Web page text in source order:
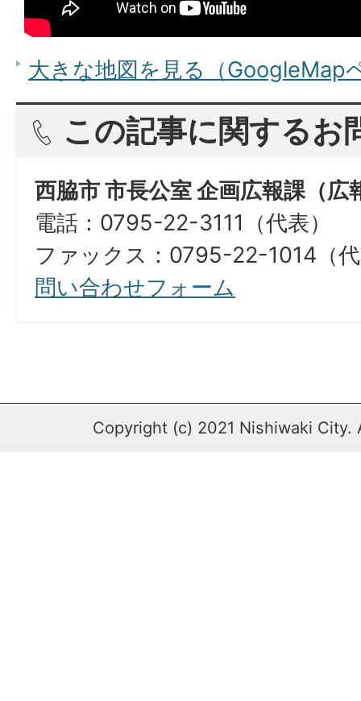
大きな地図を見る（GoogleMap
この記事に関するお
西脇市 市長公室 企画広報課（広
電話：0795-22-3111（代表）
ファックス：0795-22-1014（
問い合わせフォーム
Copyright (c) 2021 Nishiwaki City.